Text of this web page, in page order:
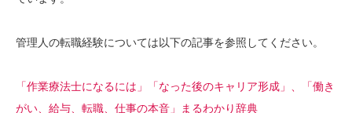
管理人の転職経験については以下の記事を参照してください。
「作業療法士になるには」「なった後のキャリア形成」、「働き
がい、給与、転職、仕事の本音」まるわかり辞典